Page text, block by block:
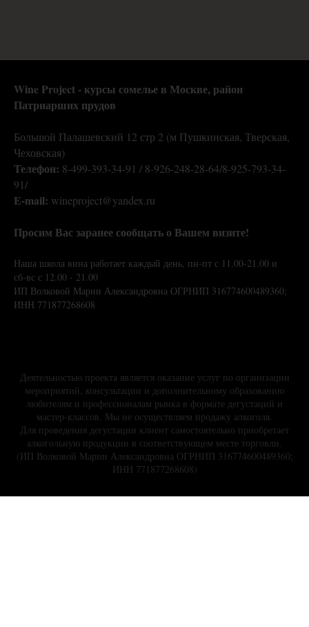
Wine Project - курсы сомелье в Москве,район
Патриарших прудов
Большой Палашевский 12 стр 2 (м Пушкинская, Тверская,
Чеховская)
Телефон: 8-499-393-34-91 / 8-926-248-28-64/8-925-793-34-
91/
E-mail: wineproject@yandex.ru
Просим Вас заранее сообщать о Вашем визите!
Наша школа вина работает каждый день, пн-пт с 11.00-21.00 и
сб-вс с 12.00 - 21.00
ИП Волковой Марии Александровна ОГРНИП 316774600489360;
ИНН 771877268608
Деятельностью проекта является оказание услуг по организации
мероприятий, консультации и дополнительному образованию
любителям и профессионалам рынка в формате дегустаций и
мастер-классов. Мы не осуществляем продажу алкоголя.
Для проведения дегустации клиент самостоятельно приобретает
алкогольную продукции в соответствующем месте торговли.
(ИП Волковой Марии Александровна ОГРНИП 316774600489360;
ИНН 771877268608)